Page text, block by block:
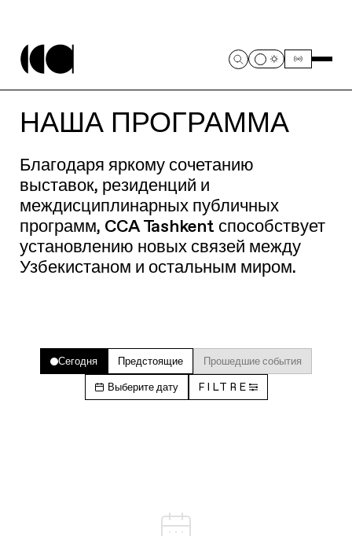
НАША ПРОГРАММА
Благодаря яркому сочетанию
выставок, резиденций и
междисциплинарных публичных
программ, CCA Tashkent способствует
установлению новых связей между
Узбекистаном и остальным миром.
Сегодня Предстоящие Прошедшие события
Выберите дату FILTRE